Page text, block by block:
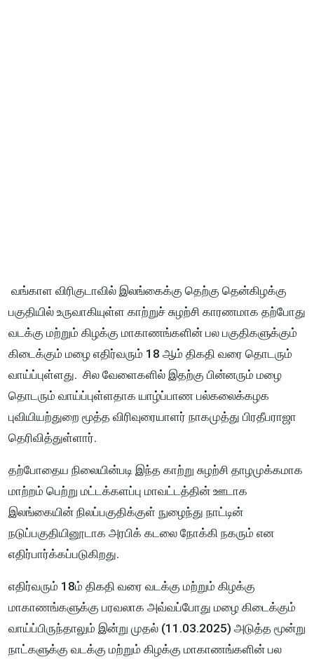
வங்காள விரிகுடாவில் இலங்கைக்கு தெற்கு தென்கிழக்கு
பகுதியில் உருவாகியுள்ள காற்றுச் சுழற்சி காரணமாக தற்போது
வடக்கு மற்றும் கிழக்கு மாகாணங்களின் பல பகுதிகளுக்கும்
கிடைக்கும் மழை எதிர்வரும் 18 ஆம் திகதி வரை தொடரும்
வாய்ப்புள்ளது. சில வேளைகளில் இதற்கு பின்னரும் மழை
தொடரும் வாய்ப்புள்ளதாக யாழ்ப்பாண பல்கலைக்கழக
புவியியற்துறை மூத்த விரிவுரையாளர் நாகமுத்து பிரதீபராஜா
தெரிவித்துள்ளார்.
தற்போதைய நிலையின்படி இந்த காற்று சுழற்சி தாழமுக்கமாக
மாற்றம் பெற்று மட்டக்களப்பு மாவட்டத்தின் ஊடாக
இலங்கையின் நிலப்பகுதிக்குள் நுழைந்து நாட்டின்
நடுப்பகுதியினூடாக அரபிக் கடலை நோக்கி நகரும் என
எதிர்பார்க்கப்படுகிறது.
எதிர்வரும் 18ம் திகதி வரை வடக்கு மற்றும் கிழக்கு
மாகாணங்களுக்கு பரவலாக அவ்வப்போது மழை கிடைக்கும்
வாய்ப்பிருந்தாலும் இன்று முதல் (11.03.2025) அடுத்த மூன்று
நாட்களுக்கு வடக்கு மற்றும் கிழக்கு மாகாணங்களின் பல